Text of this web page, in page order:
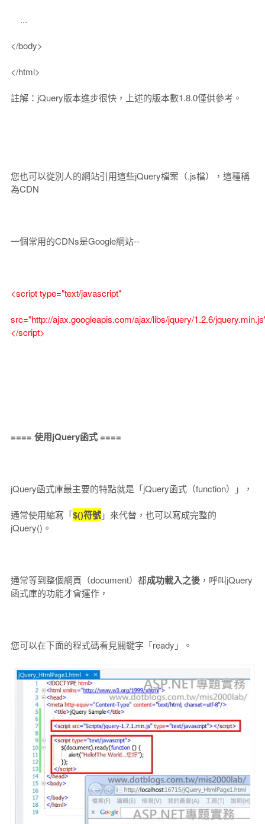
...
</body>
</html>
註解：jQuery版本進步很快，上述的版本數1.8.0僅供參考。
您也可以從別人的網站引用這些jQuery檔案（.js檔），這種稱
為CDN
一個常用的CDNs是Google網站--
<script type="text/javascript"
src="http://ajax.googleapis.com/ajax/libs/jquery/1.2.6/
</script>
==== 使用jQuery函式 ====
jQuery函式庫最主要的特點就是「jQuery函式（function）」，
通常使用縮寫「$()符號」來代替，也可以寫成完整的
jQuery()。
通常等到整個網頁（document）都成功載入之後，呼叫jQuery
函式庫的功能才會運作，
您可以在下面的程式碼看見關鍵字「ready」。